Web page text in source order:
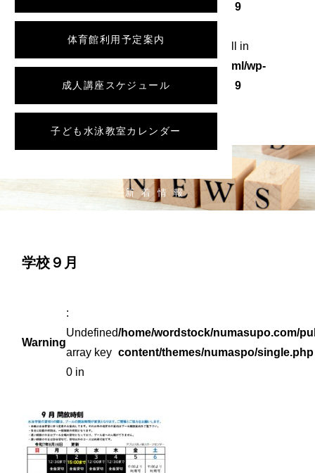
体育館利用予定案内
成人講座スケジュール
子ども水泳教室カレンダー
9
: Attempt to read property "slug" on null in
/home/wordstock/numasupo.com/public_html/wp-
content/themes/numaspo/single.php
9
新着情報
学校９月
Warning
:
Undefined
array key
0 in
/home/wordstock/numasupo.com/
content/themes/numaspo/single.php